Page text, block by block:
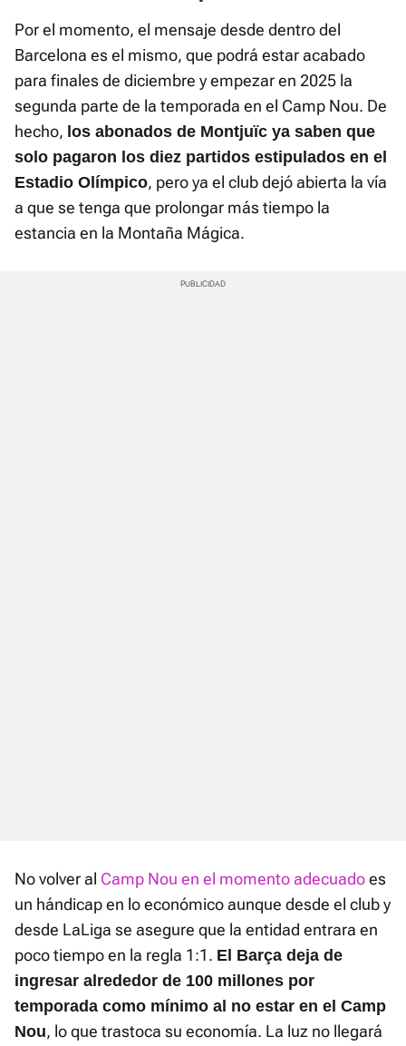
Por el momento, el mensaje desde dentro del
Barcelona es el mismo, que podrá estar acabado
para finales de diciembre y empezar en 2025 la
segunda parte de la temporada en el Camp Nou. De
hecho, los abonados de Montjuïc ya saben que
solo pagaron los diez partidos estipulados en el
Estadio Olímpico, pero ya el club dejó abierta la vía
a que se tenga que prolongar más tiempo la
estancia en la Montaña Mágica.
No volver al Camp Nou en el momento adecuadoes
un hándicap en lo económico aunque desde el club y
desde LaLiga se asegure que la entidad entrara en
poco tiempo en la regla 1:1. El Barça deja de
ingresar alrededor de 100 millones por
temporada como mínimo al no estar en el Camp
Nou, lo que trastoca su economía. La luz no llegará